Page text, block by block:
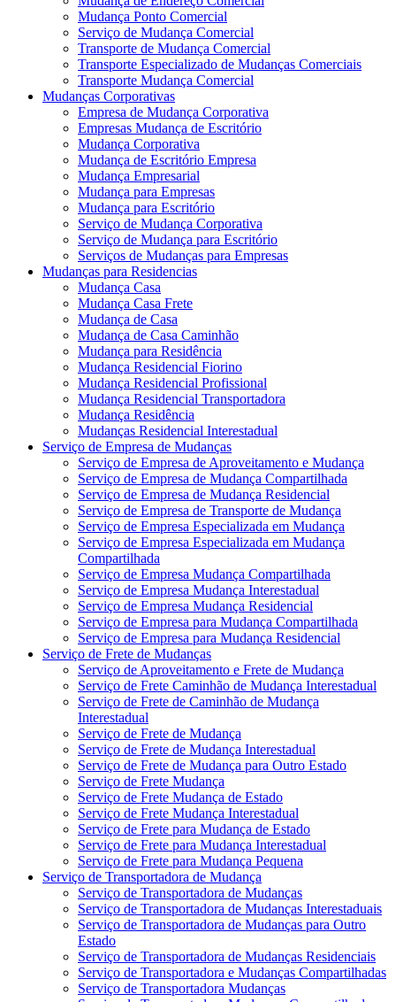
Mudança Ponto Comercial
Serviço de Mudança Comercial
Transporte de Mudança Comercial
Transporte Especializado de Mudanças Comerciais
Transporte Mudança Comercial
Mudanças Corporativas
Empresa de Mudança Corporativa
Empresas Mudança de Escritório
Mudança Corporativa
Mudança de Escritório Empresa
Mudança Empresarial
Mudança para Empresas
Mudança para Escritório
Serviço de Mudança Corporativa
Serviço de Mudança para Escritório
Serviços de Mudanças para Empresas
Mudanças para Residencias
Mudança Casa
Mudança Casa Frete
Mudança de Casa
Mudança de Casa Caminhão
Mudança para Residência
Mudança Residencial Fiorino
Mudança Residencial Profissional
Mudança Residencial Transportadora
Mudança Residência
Mudanças Residencial Interestadual
Serviço de Empresa de Mudanças
Serviço de Empresa de Aproveitamento e Mudança
Serviço de Empresa de Mudança Compartilhada
Serviço de Empresa de Mudança Residencial
Serviço de Empresa de Transporte de Mudança
Serviço de Empresa Especializada em Mudança
Serviço de Empresa Especializada em Mudança
Compartilhada
Serviço de Empresa Mudança Compartilhada
Serviço de Empresa Mudança Interestadual
Serviço de Empresa Mudança Residencial
Serviço de Empresa para Mudança Compartilhada
Serviço de Empresa para Mudança Residencial
Serviço de Frete de Mudanças
Serviço de Aproveitamento e Frete de Mudança
Serviço de Frete Caminhão de Mudança Interestadual
Serviço de Frete de Caminhão de Mudança
Interestadual
Serviço de Frete de Mudança
Serviço de Frete de Mudança Interestadual
Serviço de Frete de Mudança para Outro Estado
Serviço de Frete Mudança
Serviço de Frete Mudança de Estado
Serviço de Frete Mudança Interestadual
Serviço de Frete para Mudança de Estado
Serviço de Frete para Mudança Interestadual
Serviço de Frete para Mudança Pequena
Serviço de Transportadora de Mudança
Serviço de Transportadora de Mudanças
Serviço de Transportadora de Mudanças Interestaduais
Serviço de Transportadora de Mudanças para Outro
Estado
Serviço de Transportadora de Mudanças Residenciais
Serviço de Transportadora e Mudanças Compartilhadas
Serviço de Transportadora Mudanças